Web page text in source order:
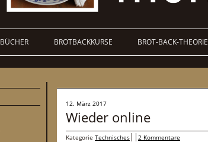
BÜCHER BROTBACKKURSE BROT-BACK-THEORIE
12. März 2017
Wieder online
Kategorie Technisches
2 Kommentare